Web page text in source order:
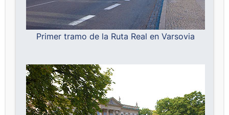
Primer tramo de la Ruta Real en Varsovia